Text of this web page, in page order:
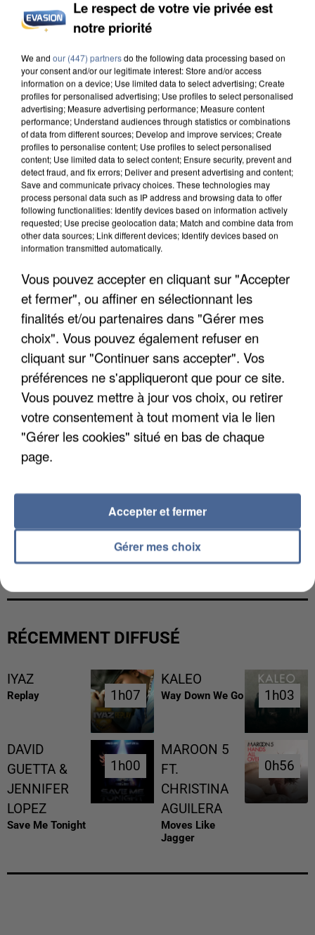
L’UN DES FONDATEURS SUPPOSÉS DE LA DZ
MAFIA INTERPELLÉ EN ALGÉRIE
UN SECOND CADRE DE LA DZ MAFIA
INTERPELLÉ EN ALGÉRIE
UNE TOURISTE DE L’OISE EMPORTÉE PAR UNE
COULÉE DE BOUE EN HAUTE-SAVOIE
RÉCEMMENT DIFFUSÉ
IYAZ
Replay 1h07
1h07
KALEO
Way Down We Go 1h03
1h03
DAVID
GUETTA &
JENNIFER
LOPEZ
Save Me Tonight
1h00
1h00
MAROON 5
FT.
CHRISTINA
AGUILERA
Moves Like
Jagger
0h56
0h56
Le respect de votre vie privée est
notre priorité
We and our (447) partnersdo the following data processing based on
your consent and/or our legitimate interest: Store and/or access
information on a device; Use limited data to select advertising; Create
profiles for personalised advertising; Use profiles to select personalised
advertising; Measure advertising performance; Measure content
performance; Understand audiences through statistics or combinations
of data from different sources; Develop and improve services; Create
profiles to personalise content; Use profiles to select personalised
content; Use limited data to select content; Ensure security, prevent and
detect fraud, and fix errors; Deliver and present advertising and content;
Save and communicate privacy choices. These technologies may
process personal data such as IP address and browsing data to offer
following functionalities: Identify devices based on information actively
requested; Use precise geolocation data; Match and combine data from
other data sources; Link different devices; Identify devices based on
information transmitted automatically.
Vous pouvez accepter en cliquant sur "Accepter
et fermer", ou affiner en sélectionnant les
finalités et/ou partenaires dans "Gérer mes
choix". Vous pouvez également refuser en
cliquant sur "Continuer sans accepter". Vos
préférences ne s'appliqueront que pour ce site.
Vous pouvez mettre à jour vos choix, ou retirer
votre consentement à tout moment via le lien
"Gérer les cookies" situé en bas de chaque
page.
Gérer mes choix
Accepter et fermer